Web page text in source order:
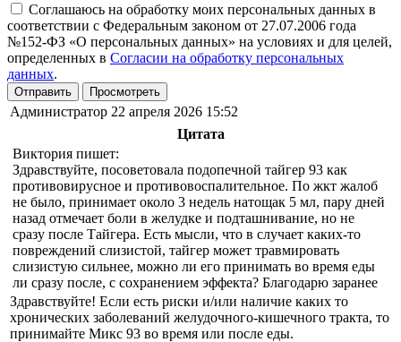
Соглашаюсь на обработку моих персональных данных в
соответствии с Федеральным законом от 27.07.2006 года
№152-ФЗ «О персональных данных» на условиях и для целей,
определенных в Согласии на обработку персональных
данных.
Отправить Просмотреть
Администратор 22 апреля 2026 15:52
Цитата
Виктория пишет:
Здравствуйте, посоветовала подопечной тайгер 93 как
противовирусное и противовоспалительное. По жкт жалоб
не было, принимает около 3 недель натощак 5 мл, пару дней
назад отмечает боли в желудке и подташнивание, но не
сразу после Тайгера. Есть мысли, что в случает каких-то
повреждений слизистой, тайгер может травмировать
слизистую сильнее, можно ли его принимать во время еды
ли сразу после, с сохранением эффекта? Благодарю заранее
Здравствуйте! Если есть риски и/или наличие каких то
хронических заболеваний желудочного-кишечного тракта, то
принимайте Микс 93 во время или после еды.